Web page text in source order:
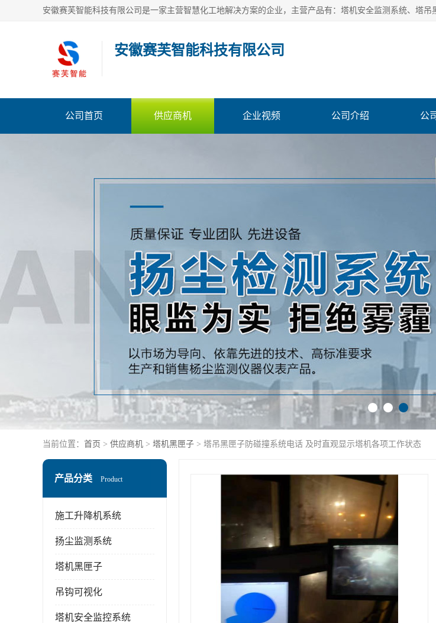
安徽赛芙智能科技有限公司
公司首页 供应商机 企业视频 公司介绍 公
当前位置： 首页 > 供应商机 > 塔机黑匣子 > 塔吊黑匣子防碰撞系统电话 及时直观显示塔机各项工作状态
产品分类 Product
施工升降机系统
扬尘监测系统
塔机黑匣子
吊钩可视化
塔机安全监控系统